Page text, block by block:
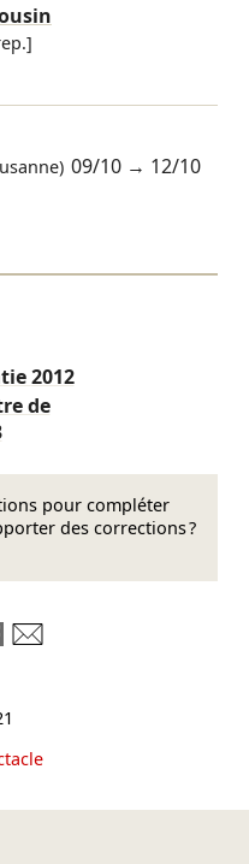
09/10 → 12/10
2012
de
pour compléter
des corrections ?
LinkedIn
sur Mastodon
sur Bluesky
Partager sur Facebook